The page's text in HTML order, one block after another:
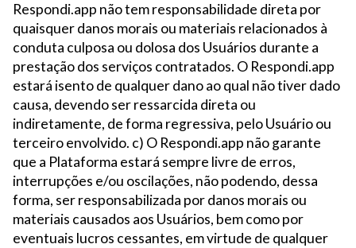
Respondi.app não tem responsabilidade direta por
quaisquer danos morais ou materiais relacionados à
conduta culposa ou dolosa dos Usuários durante a
prestação dos serviços contratados. O Respondi.app
estará isento de qualquer dano ao qual não tiver dado
causa, devendo ser ressarcida direta ou
indiretamente, de forma regressiva, pelo Usuário ou
terceiro envolvido. c) O Respondi.app não garante
que a Plataforma estará sempre livre de erros,
interrupções e/ou oscilações, não podendo, dessa
forma, ser responsabilizada por danos morais ou
materiais causados aos Usuários, bem como por
eventuais lucros cessantes, em virtude de qualquer